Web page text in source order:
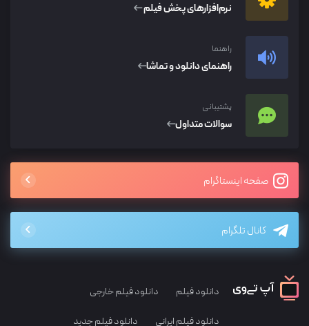
نرم‌افزار‌های پخش فیلم
راهنما
راهنمای دانلود و تماشا
پشتیبانی
سوالات متداول
صفحه اینستاگرام
کانال تلگرام
دانلود فیلم دانلود فیلم خارجی
دانلود فیلم ایرانی دانلود فیلم جدید